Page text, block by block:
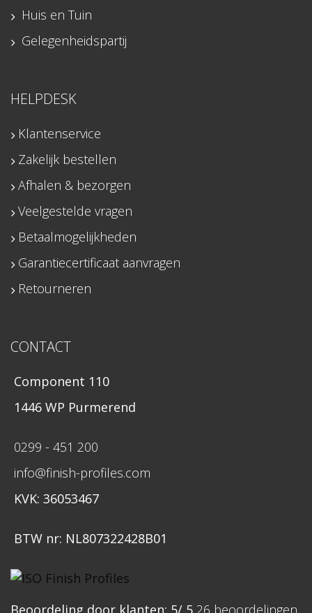
Huis en Tuin
Gelegenheidspartij
HELPDESK
Klantenservice
Zakelijk bestellen
Afhalen & bezorgen
Veelgestelde vragen
Betaalmogelijkheden
Garantiecertificaat aanvragen
Retourneren
CONTACT
Component 110
1446 WP Purmerend
0299 - 451 200
info@finish-profiles.com
KVK: 36053467
BTW nr: NL807322428B01
Beoordeling door klanten: 5/ 5 26 beoordelingen